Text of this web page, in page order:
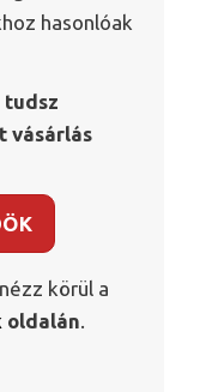
hasonlóak
tudsz
vásárlás
körül a
oldalán.